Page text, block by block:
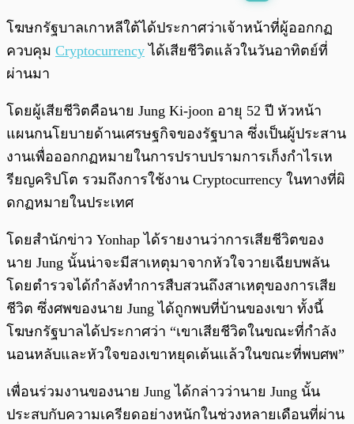
พร้อมเล่น 0:00/
โฆษกรัฐบาลเกาหลีใต้ได้ประกาศว่าเจ้าหน้าที่ผู้ออกกฏ
ควบคุม Cryptocurrency ได้เสียชีวิตแล้วในวันอาทิตย์ที่
ผ่านมา
โดยผู้เสียชีวิตคือนาย Jung Ki-joon อายุ 52 ปี หัวหน้า
แผนกนโยบายด้านเศรษฐกิจของรัฐบาล ซึ่งเป็นผู้ประสาน
งานเพื่อออกกฏหมายในการปราบปรามการเก็งกำไรเห
รียญคริปโต รวมถึงการใช้งาน Cryptocurrency ในทางที่ผิ
ดกฏหมายในประเทศ
โดยสำนักข่าว Yonhap ได้รายงานว่าการเสียชีวิตของ
นาย Jung นั้นน่าจะมีสาเหตุมาจากหัวใจวายเฉียบพลัน
โดยตำรวจได้กำลังทำการสืบสวนถึงสาเหตุของการเสีย
ชีวิต ซึ่งศพของนาย Jung ได้ถูกพบที่บ้านของเขา ทั้งนี้
โฆษกรัฐบาลได้ประกาศว่า “เขาเสียชีวิตในขณะที่กำลัง
นอนหลับและหัวใจของเขาหยุดเต้นแล้วในขณะที่พบศพ”
เพื่อนร่วมงานของนาย Jung ได้กล่าวว่านาย Jung นั้น
ประสบกับความเครียดอย่างหนักในช่วงหลายเดือนที่ผ่าน